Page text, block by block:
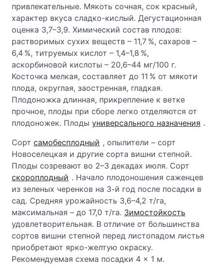
привлекательные. Мякоть сочная, сок красный,
характер вкуса сладко-кислый. Дегустационная
оценка 3,7–3,9. Химический состав плодов:
растворимых сухих веществ – 11,7 %, сахаров –
6,4 %, титруемых кислот – 1,4–1,8 %,
аскорбиновой кислоты – 20,6–44 мг/100 г.
Косточка мелкая, составляет до 11 % от мякоти
плода, округлая, заостренная, гладкая.
Плодоножка длинная, прикрепление к ветке
прочное, плоды при сборе легко отделяются от
плодоножек. Плоды универсального назначения .
Сорт самобесплодный , опылители – сорт
Новоселецкая и другие сорта вишни степной.
Плоды созревают во 2–3 декадах июля. Сорт
скороплодный . Начало плодоношения саженцев
из зеленых черенков на 3-й год после посадки в
сад. Средняя урожайность 3,6–4,2 т/га,
максимальная – до 17,0 т/га. Зимостойкость
удовлетворительная. В отличие от большинства
сортов вишни степной перед листопадом листья
приобретают ярко-желтую окраску.
Рекомендуемая схема посадки 4 × 1 м.